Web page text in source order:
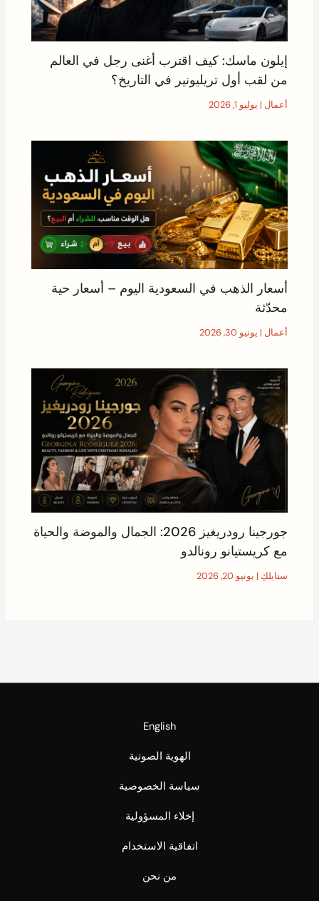
إيلون ماسك: كيف اقترب أغنى رجل في العالم
من لقب أول تريليونير في التاريخ؟
أعمال | يوليو 1, 2026
أسعار الذهب في السعودية اليوم – أسعار حية
محدّثة
أعمال | يونيو 30, 2026
جورجينا رودريغيز 2026: الجمال والموضة والحياة
مع كريستيانو رونالدو
ستايلكِ | يونيو 20, 2026
English
الهوية الصوتية
سياسة الخصوصية
إخلاء المسؤولية
اتفاقية الاستخدام
من نحن